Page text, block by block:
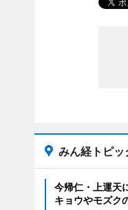
みん経トピッ
今帰仁・上運天
キョウやモズク